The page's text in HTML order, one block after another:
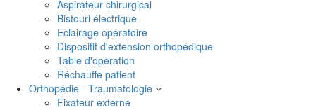
Aspirateur chirurgical
Bistouri électrique
Eclairage opératoire
Dispositif d'extension orthopédique
Table d'opération
Réchauffe patient
Orthopédie - Traumatologie
Fixateur externe